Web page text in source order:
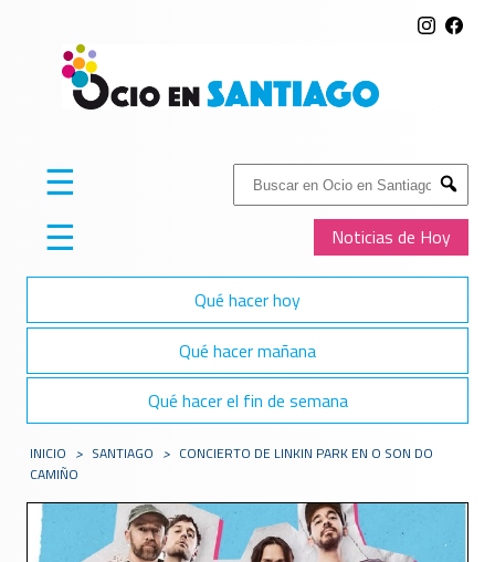
Buscar:
Submit
Noticias de Hoy
☰
☰
Qué hacer hoy
Qué hacer mañana
Qué hacer el fin de semana
INICIO > SANTIAGO > CONCIERTO DE LINKIN PARK EN O SON DO
CAMIÑO